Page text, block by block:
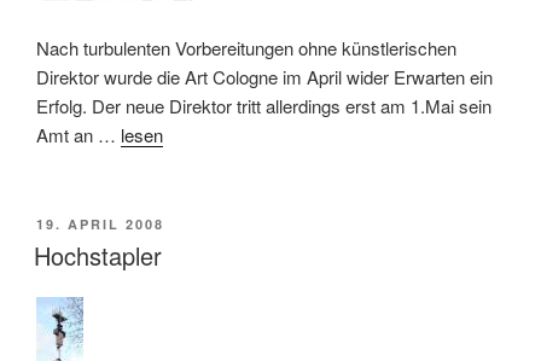
Nach turbulenten Vorbereitungen ohne künstlerischen
Direktor wurde die Art Cologne im April wider Erwarten ein
Erfolg. Der neue Direktor tritt allerdings erst am 1.Mai sein
Amt an … lesen
VERÖFFENTLICHT
AM
19. APRIL 2008
Hochstapler